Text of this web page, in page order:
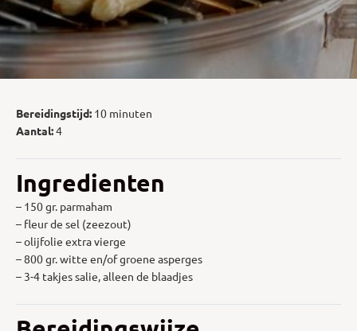
Bereidingstijd: 10 minuten
Aantal:4
Ingredienten
– 150 gr. parmaham
– fleur de sel (zeezout)
– olijfolie extra vierge
– 800 gr. witte en/of groene asperges
– 3-4 takjes salie, alleen de blaadjes